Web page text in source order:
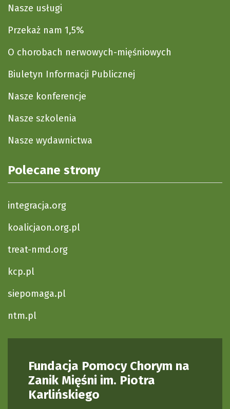
Nasze usługi
Przekaż nam 1,5%
O chorobach nerwowych-mięśniowych
Biuletyn Informacji Publicznej
Nasze konferencje
Nasze szkolenia
Nasze wydawnictwa
Polecane strony
integracja.org
koalicjaon.org.pl
treat-nmd.org
kcp.pl
siepomaga.pl
ntm.pl
Fundacja Pomocy Chorym na
Zanik Mięśni im. Piotra
Karlińskiego